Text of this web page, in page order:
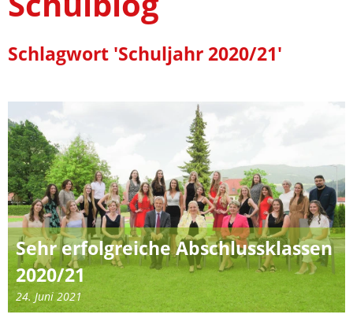
Schlagwort 'Schuljahr 2020/21'
Sehr erfolgreiche Abschlussklassen
2020/21
24. Juni 2021